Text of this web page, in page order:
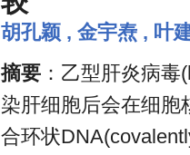
胡孔颖 , 金宇焘 , 叶
摘要 ：乙型肝炎病
染肝细胞后会在细
合环状